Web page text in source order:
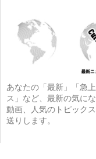
あなたの「最新」「急
ス」など、最新の気に
動画、人気のトピック
送りします。